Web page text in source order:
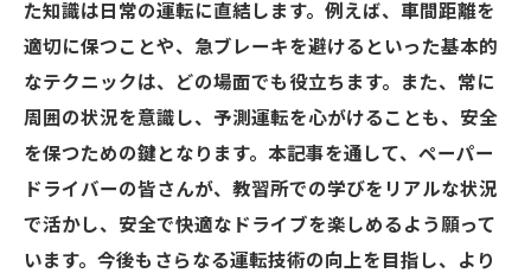
た知識は日常の運転に直結します。例えば、車間距離を
適切に保つことや、急ブレーキを避けるといった基本的
なテクニックは、どの場面でも役立ちます。また、常に
周囲の状況を意識し、予測運転を心がけることも、安全
を保つための鍵となります。本記事を通して、ペーパー
ドライバーの皆さんが、教習所での学びをリアルな状況
で活かし、安全で快適なドライブを楽しめるよう願って
います。今後もさらなる運転技術の向上を目指し、より